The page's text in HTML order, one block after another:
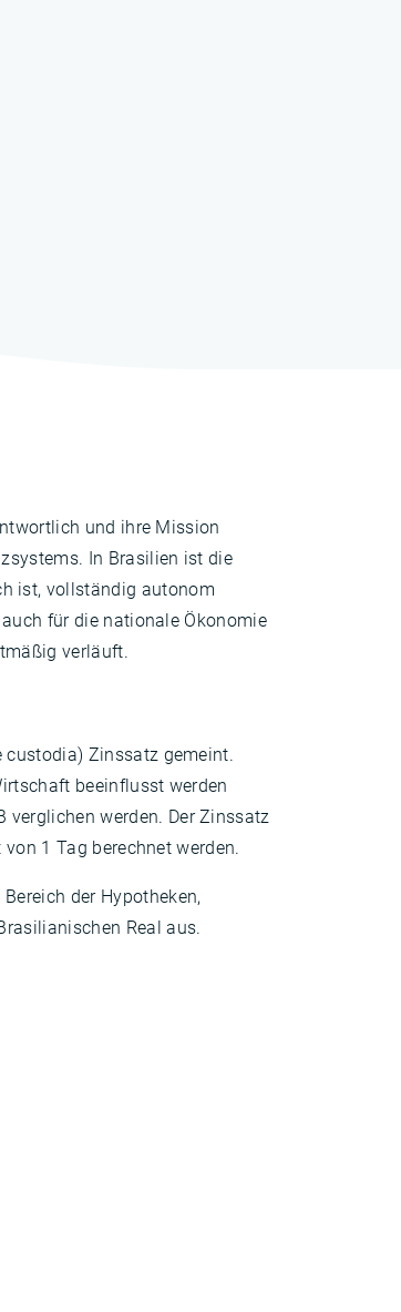
und ihre Mission
In Brasilien ist die
ist, vollständig autonom
für die nationale Ökonomie
verläuft.
custodia) Zinssatz gemeint.
beeinflusst werden
verglichen werden. Der Zinssatz
1 Tag berechnet werden.
der Hypotheken,
Real aus.